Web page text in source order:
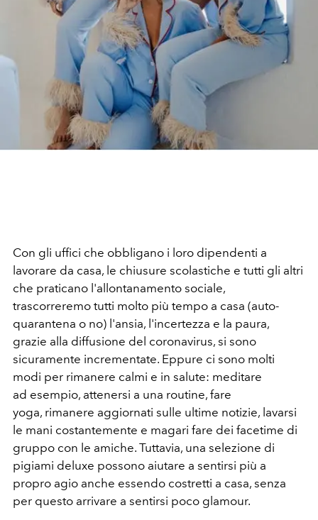
Con gli uffici che obbligano i loro dipendenti a
lavorare da casa, le chiusure scolastiche e tutti gli altri
che praticano l'allontanamento sociale,
trascorreremo tutti molto più tempo a casa (auto-
quarantena o no) l'ansia, l'incertezza e la paura,
grazie alla diffusione del coronavirus, si sono
sicuramente incrementate. Eppure ci sono molti
modi per rimanere calmi e in salute: meditare
ad esempio, attenersi a una routine, fare
yoga, rimanere aggiornati sulle ultime notizie, lavarsi
le mani costantemente e magari fare dei facetime di
gruppo con le amiche. Tuttavia, una selezione di
pigiami deluxe possono aiutare a sentirsi più a
propro agio anche essendo costretti a casa, senza
per questo arrivare a sentirsi poco glamour.